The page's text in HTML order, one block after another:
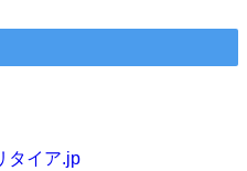
タイア.jp